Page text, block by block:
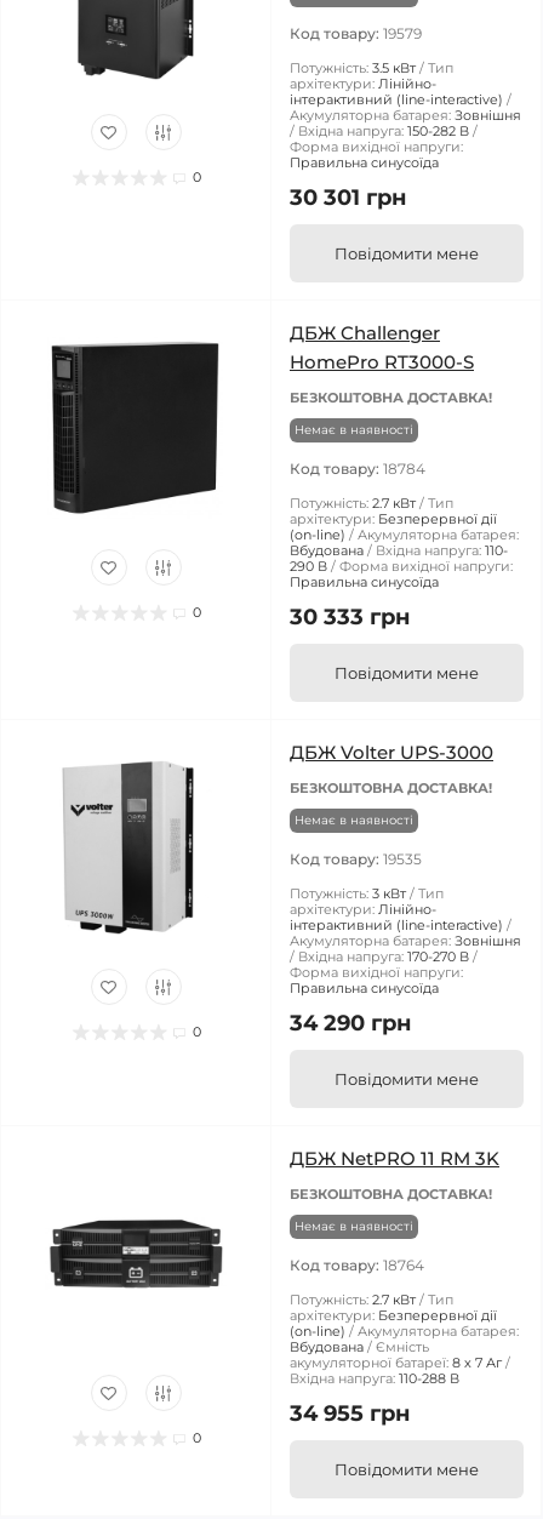
0
Код товару: 19579
Потужність: 3.5 кВт
Тип
архітектури: Лінійно-
інтерактивний (line-interactive)
Акумуляторна батарея: Зовнішня
Вхідна напруга: 150-282 В
Форма вихідної напруги:
Правильна синусоїда
30 301 грн
Повідомити мене
0
ДБЖ Challenger
HomePro RT3000-S
БЕЗКОШТОВНА ДОСТАВКА!
Немає в наявності
Код товару: 18784
Потужність: 2.7 кВт
Тип
архітектури: Безперервної дії
(on-line)
Акумуляторна батарея:
Вбудована
Вхідна напруга: 110-
290 В
Форма вихідної напруги:
Правильна синусоїда
30 333 грн
Повідомити мене
0
ДБЖ Volter UPS-3000
БЕЗКОШТОВНА ДОСТАВКА!
Немає в наявності
Код товару: 19535
Потужність: 3 кВт
Тип
архітектури: Лінійно-
інтерактивний (line-interactive)
Акумуляторна батарея: Зовнішня
Вхідна напруга: 170-270 В
Форма вихідної напруги:
Правильна синусоїда
34 290 грн
Повідомити мене
0
ДБЖ NetPRO 11 RM 3K
БЕЗКОШТОВНА ДОСТАВКА!
Немає в наявності
Код товару: 18764
Потужність: 2.7 кВт
Тип
архітектури: Безперервної дії
(on-line)
Акумуляторна батарея:
Вбудована
Ємність
акумуляторної батареї: 8 х 7 Аг
Вхідна напруга: 110-288 В
34 955 грн
Повідомити мене